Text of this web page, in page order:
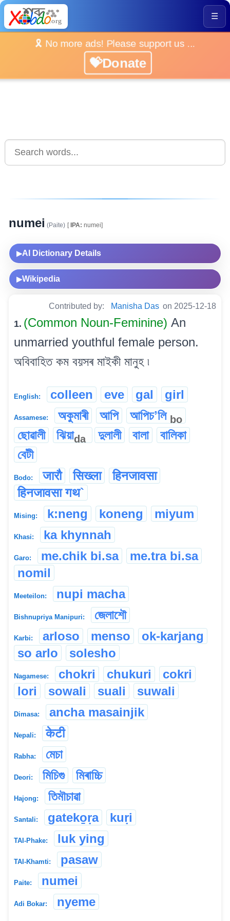
☰
🎗️ No more ads! Please support us ...
💝Donate
numei (Paite) [IPA: numei]
▶AI Dictionary Details
▶Wikipedia
Contributed by: Manisha Das on 2025-12-18
1. (Common Noun-Feminine) An
unmarried youthful female person.
অবিবাহিত কম বয়সৰ মাইকী মানুহ ৷
English: colleen eve gal girl
Assamese: অকুমাৰী আপি আপিচʼলি bo
ছোৱালী ঝিয়াda দুলালী বালা
বালিকা
বেটী
Bodo: जारौ सिख्ला
हिनजावसा
हिनजावसा गथ`
Mising: k:neng koneng miyum
Khasi: ka khynnah
Garo: me.chik bi.sa
me.tra bi.sa
nomil
Meeteilon: nupi macha
Bishnupriya Manipuri: জেলাশৌ
Karbi: arloso menso
ok-karjang
so arlo
solesho
Nagamese: chokri chukuri
cokri
lori
sowali suali suwali
Dimasa: ancha masainjik
Nepali: केटी
Rabha: মেচা
Deori: মিচিগু মিৰাচ্চি
Hajong: তিমৗচাৱা
Santali: gateko̱ṛa kuṛi
TAI-Phake: luk ying
TAI-Khamti: pasaw
Paite: numei
Adi Bokar: nyeme